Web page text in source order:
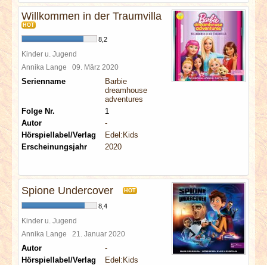
Willkommen in der Traumvilla
HOT
8,2
Kinder u. Jugend
Annika Lange 09. März 2020
Serienname
Barbie
dreamhouse
adventures
Folge Nr.
1
Autor
-
Hörspiellabel/Verlag
Edel:Kids
Erscheinungsjahr
2020
Spione Undercover HOT
8,4
Kinder u. Jugend
Annika Lange 21. Januar 2020
Autor
-
Hörspiellabel/Verlag
Edel:Kids